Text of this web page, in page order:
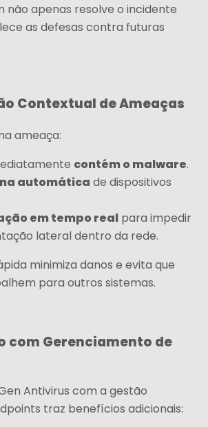
não apenas resolve o incidente
as defesas contra futuras
Contextual de Ameaças
ameaça:
contém o malware.
automáticade dispositivos
em tempo realpara impedir
lateral dentro da rede.
minimiza danos e evita que
para outros sistemas.
com Gerenciamento de
Antivirus com a gestão
traz benefícios adicionais: